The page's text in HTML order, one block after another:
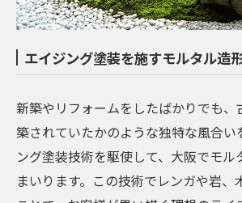
エイジング塗装を施すモルタル造
新築やリフォームをしたばかりでも、
築されていたかのような独特な風合い
ング塗装技術を駆使して、大阪でモル
まいります。この技術でレンガや岩、